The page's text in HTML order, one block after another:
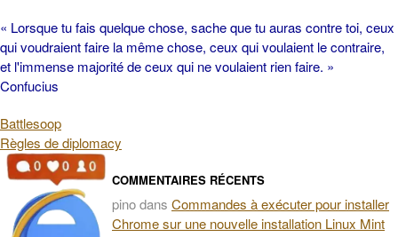
« Lorsque tu fais quelque chose, sache que tu auras contre toi, ceux
qui voudraient faire la même chose, ceux qui voulaient le contraire,
et l'immense majorité de ceux qui ne voulaient rien faire. »
Confucius
Battlesoop
Règles de diplomacy
COMMENTAIRES RÉCENTS
pinodans Commandes à exécuter pour installer
Chrome sur une nouvelle installation Linux Mint